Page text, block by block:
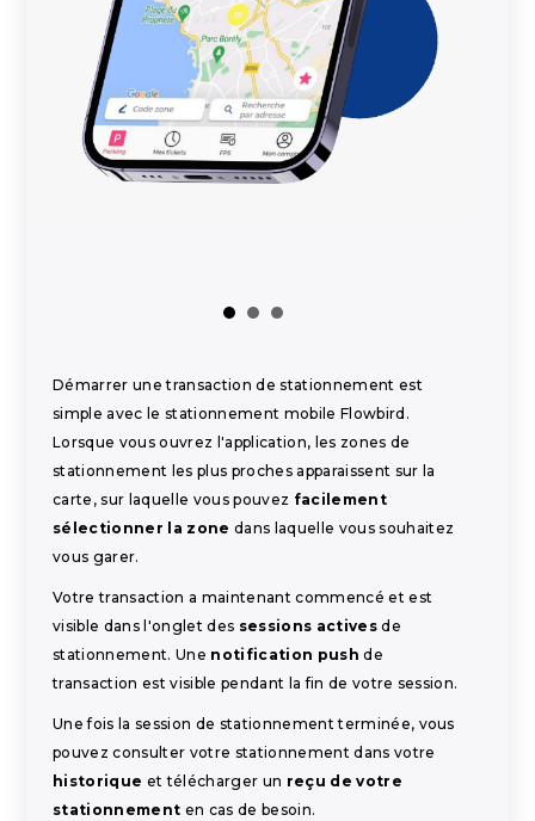
Démarrer une transaction de stationnement est
simple avec le stationnement mobile Flowbird.
Lorsque vous ouvrez l'application, les zones de
stationnement les plus proches apparaissent sur la
carte, sur laquelle vous pouvez facilement
sélectionner la zone dans laquelle vous souhaitez
vous garer.
Votre transaction a maintenant commencé et est
visible dans l'onglet des sessions activesde
stationnement. Une notification push de
transaction est visible pendant la fin de votre session.
Une fois la session de stationnement terminée, vous
pouvez consulter votre stationnement dans votre
historique et télécharger un reçu de votre
stationnement en cas de besoin.